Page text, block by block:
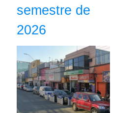
semestre de
2026